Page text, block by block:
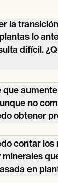
la
lo
difícil.
y frutas en su
mucho de
aumente la
y verduras
y los
a consumir
que
no
obtener
desarrollar
una
de
tienen
contar los
en